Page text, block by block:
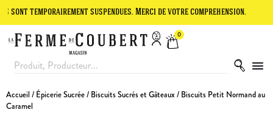
suspendues. Merci de votre compréhension. Le site
0
Accueil / Épicerie Sucrée/ Biscuits Sucrés et Gâteaux / Biscuits Petit Normand au
Caramel